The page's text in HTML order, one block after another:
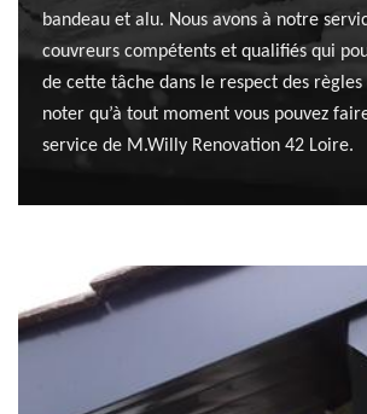
bandeau et alu. Nous avons à notre
couvreurs compétents et qualifiés qui
de cette tâche dans le respect des règles
noter qu’à tout moment vous pouvez
service de M.Willy Renovation 42 Loire.